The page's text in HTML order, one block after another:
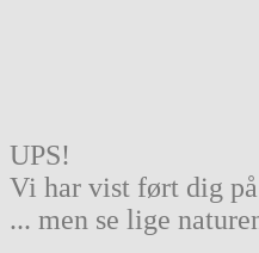
UPS!
Vi har vist ført dig
... men se lige